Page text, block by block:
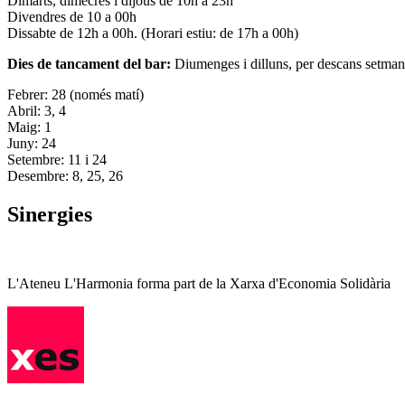
Divendres de 10 a 00h
Dissabte de 12h a 00h. (Horari estiu: de 17h a 00h)
Dies de tancament del bar: Diumenges i dilluns, per descans
Febrer: 28 (només matí)
Abril: 3, 4
Maig: 1
Juny: 24
Setembre: 11 i 24
Desembre: 8, 25, 26
Sinergies
L'Ateneu L'Harmonia forma part de la Xarxa d'Economia Solidària